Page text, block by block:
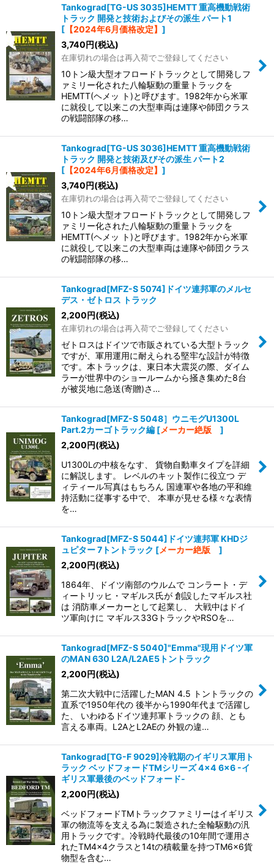
Tankograd[TG-US 3035]HEMTT 重高機動戦術
トラック 開発と技術およびその派生 パート1
[ 【2024年6月価格改定】 ]
3,740円(税込)
在庫切れの場合は再入荷でご登録してください
10トン級大型オフロードトラックとして開発しフ
ァミリー化された八輪駆動の重量トラックを
HEMTT(ヘメッ ト)と呼びます。1982年から米軍
に就役して以来この大型車両は連隊や師団クラス
の戦闘部隊の移…
Tankograd[TG-US 3036]HEMTT 重高機動戦術
トラック 開発と技術及びその派生 パート2
[ 【2024年6月価格改定】 ]
3,740円(税込)
在庫切れの場合は再入荷でご登録してください
10トン級大型オフロードトラックとして開発しフ
ァミリー化された八輪駆動の重量トラックを
HEMTT(ヘメッ ト)と呼びます。1982年から米軍
に就役して以来この大型車両は連隊や師団クラス
の戦闘部隊の移…
Tankograd[MFZ-S 5074]ドイツ連邦軍のメルセ
デス・ゼトロス トラック
2,200円(税込)
在庫切れの場合は再入荷でご登録してください
ゼトロスはドイツで市販されている大型トラック
ですが、軍用運用に耐えられる堅牢な設計が特徴
です。本トラックは、東日本大震災の際、ダイム
ラーが世界中のショールームから掻き集めた8台
が被災地に急送(寄贈)さ…
Tankograd[MFZ-S 5048］ウニモグU1300L
Part.2カーゴトラック編 [メーカー絶版 ]
2,200円(税込)
U1300Lの中核をなす、 貨物自動車タイプを詳細
に解説します。 レベルのキット製作に役立つ デ
ィティール写真はもちろん 国連軍や各地の平和維
持活動に従事する中で、 本車が見せる様々な表情
を…
Tankograd[MFZ-S 5044]ドイツ連邦軍 KHDジ
ュピター 7トントラック [メーカー絶版 ]
2,200円(税込)
1864年、ドイツ南部のウルムで コンラート・デ
ィートリッヒ・マギルス氏が 創設したマギルス社
は 消防車メーカーとして起業し、 大戦中はドイ
ツ軍向けに マギルス33GトラックやRSOを…
Tankograd[MFZ-S 5040]"Emma"現用ドイツ軍
のMAN 630 L2A/L2AE5トントラック
2,200円(税込)
第二次大戦中に活躍したMAN 4.5 トントラックの
直系で1950年代の 後半から1990年代まで活躍し
た、 いわゆるドイツ連邦軍トラックの 顔、とも
言える車両。L2AとL2AEの 外観の違…
Tankograd[TG-F 9029]冷戦期のイギリス軍用ト
ラック ベッドフォードTMシリーズ 4×4 6×6 -イ
ギリス軍最後のベッドフォード-
2,200円(税込)
ベッドフォードTMトラックファミリーはイギリス
軍の物流等を支える為に製造された全輪駆動の汎
用トラックです。冷戦時代最後の10年間で運用さ
れたTM4×4クラスと14tの積載量を持つTM6×6貨
物型を含む…